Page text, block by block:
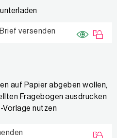
versenden
auf Papier abgeben wollen,
Fragebogen ausdrucken
Vorlage nutzen